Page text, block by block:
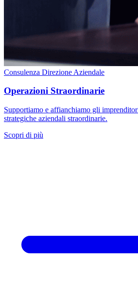
Consulenza Direzione Aziendale
Operazioni Straordinarie
Supportiamo e affianchiamo gli
strategiche aziendali straordinarie.
Scopri di più